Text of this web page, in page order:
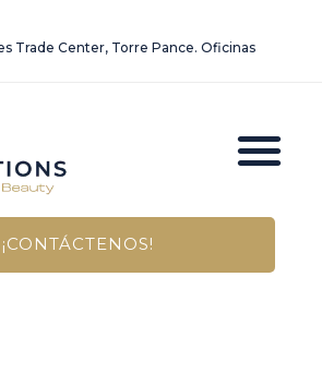
Trade Center, Torre Pance. Oficinas
¡CONTÁCTENOS!